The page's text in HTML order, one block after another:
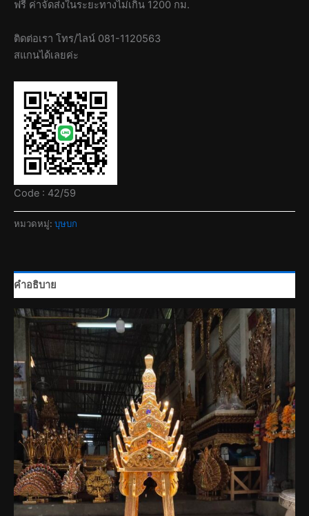
ฟรี ค่าจัดส่งในระยะทางไม่เกิน 1200 กม.
ติดต่อเรา โทร/ไลน์ 081-1120563
สแกนได้เลยค่ะ
Code : 42/59
หมวดหมู่: บุษบก
คำอธิบาย